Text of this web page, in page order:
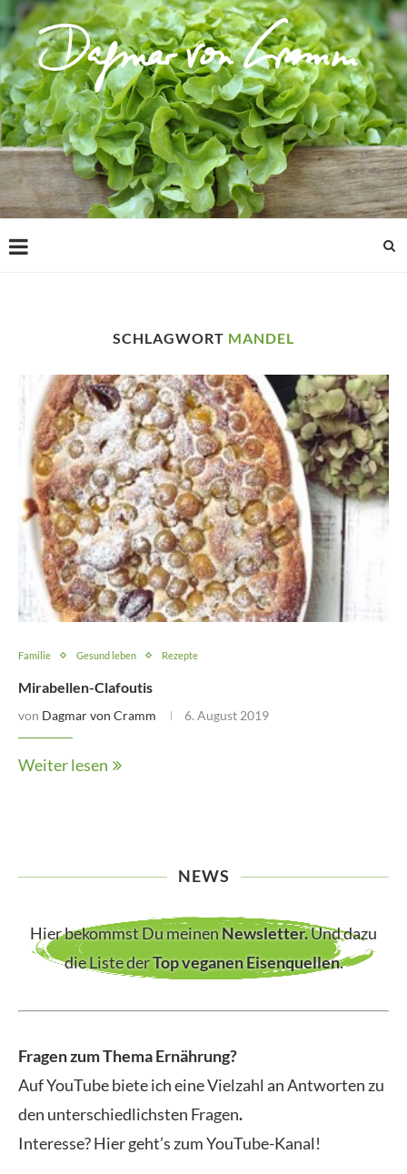
SCHLAGWORT MANDEL
Familie Gesund leben Rezepte
Mirabellen-Clafoutis
von Dagmar von Cramm 6. August 2019
Weiter lesen
NEWS
Hier bekommst Du meinenNewsletter.Und dazu
die Liste derTop veganen Eisenquellen.
Fragen zum Thema Ernährung?
Auf YouTube biete ich eine Vielzahl an Antworten zu
den unterschiedlichsten Fragen.
Interesse? Hier geht’s zum YouTube-Kanal!